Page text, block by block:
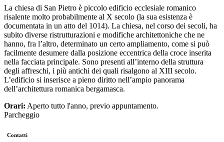
La chiesa di San Pietro è piccolo edificio ecclesiale romanico
risalente molto probabilmente al X secolo (la sua esistenza è
documentata in un atto del 1014). La chiesa, nel corso dei secoli, ha
subito diverse ristrutturazioni e modifiche architettoniche che ne
hanno, fra l’altro, determinato un certo ampliamento, come si può
facilmente desumere dalla posizione eccentrica della croce inserita
nella facciata principale. Sono presenti all’interno della struttura
degli affreschi, i più antichi dei quali risalgono al XIII secolo.
L’edificio si inserisce a pieno diritto nell’ampio panorama
dell’architettura romanica bergamasca.
Orari: Aperto tutto l'anno, previo appuntamento.
Parcheggio
Contatti